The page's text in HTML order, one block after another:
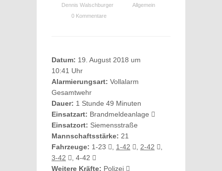
Dennis Walschburger
Allgemein
0 Kommentare
Datum: 19. August 2018 um
10:41 Uhr
Alarmierungsart: Vollalarm
Gesamtwehr
Dauer: 1 Stunde 49 Minuten
Einsatzart: Brandmeldeanlage
Einsatzort: Siemensstraße
Mannschaftsstärke: 21
Fahrzeuge: 1-23 1-42 2-42
3-42
, 4-42
Weitere Kräfte: Polizei